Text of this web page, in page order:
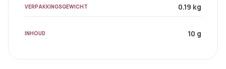
VERPAKKINGSGEWICHT 0.19 kg
INHOUD 10 g